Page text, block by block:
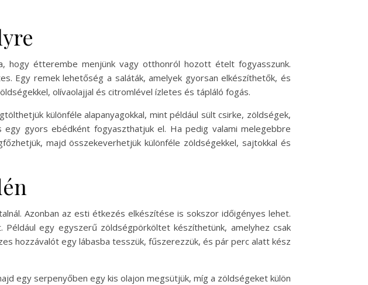
hogy étterembe menjünk vagy otthonról hozott ételt fogyasszunk.
Egy remek lehetőség a saláták, amelyek gyorsan elkészíthetők, és
olívaolajjal és citromlével ízletes és tápláló fogás.
különféle alapanyagokkal, mint például sült csirke, zöldségek,
gyors ebédként fogyaszthatjuk el. Ha pedig valami melegebbre
majd összekeverhetjük különféle zöldségekkel, sajtokkal és
Azonban az esti étkezés elkészítése is sokszor időigényes lehet.
Például egy egyszerű zöldségpörköltet készíthetünk, amelyhez csak
hozzávalót egy lábasba tesszük, fűszerezzük, és pár perc alatt kész
egy serpenyőben egy kis olajon megsütjük, míg a zöldségeket külön